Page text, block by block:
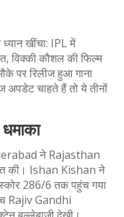
क
ना
खींचा: IPL में
विक्की कौशल की फिल्म
पर रिलीज हुआ गाना
अपडेट चाहते हैं तो ये तीनों
ने Rajasthan
की। Ishan Kishan ने
286/6 तक पहुंच गया
Rajiv Gandhi